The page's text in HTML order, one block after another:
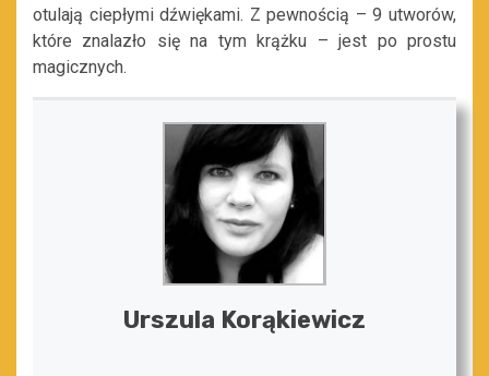
otulają ciepłymi dźwiękami. Z pewnością – 9 utworów,
które znalazło się na tym krążku – jest po prostu
magicznych.
Urszula Korąkiewicz